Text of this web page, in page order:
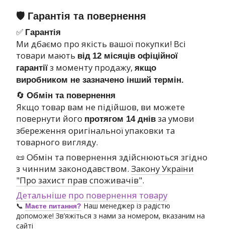
🛡 Гарантія та повернення
✅ Гарантія
Ми дбаємо про якість вашої покупки! Всі
товари мають від 12 місяців офіційної
гарантії з моменту продажу, якщо
виробником не зазначено інший термін.
🔄 Обмін та повернення
Якщо товар вам не підійшов, ви можете
повернути його протягом 14 днів за умови
збереження оригінальної упаковки та
товарного вигляду.
📜 Обмін та повернення здійснюються згідно
з чинним законодавством. Закону України
"Про захист прав споживачів".
Детальніше про повернення товару
📞 Маєте питання? Наш менеджер із радістю
допоможе! Зв’яжіться з нами за номером, вказаним на
сайті